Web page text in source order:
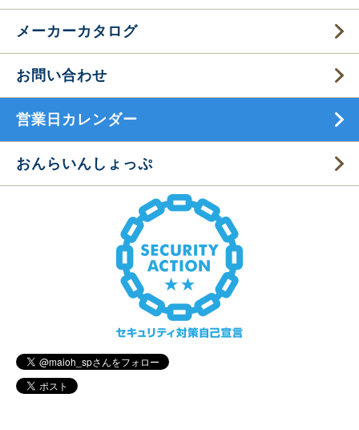
メーカーカタログ
お問い合わせ
営業日カレンダー
おんらいんしょっぷ